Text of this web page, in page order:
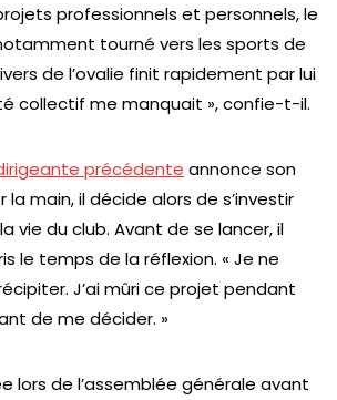
professionnels et personnels, le
tourné vers les sports de
de l’ovalie finit rapidement par lui
collectif me manquait », confie-t-il.
précédente annonce son
main, il décide alors de s’investir
vie du club. Avant de se lancer, il
le temps de la réflexion. « Je ne
J’ai mûri ce projet pendant
de me décider. »
lors de l’assemblée générale avant